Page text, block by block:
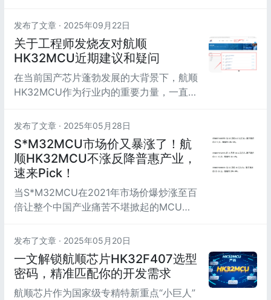
全线M0、M3、M4通用及专用32位MCU，
三季度将继续维持不涨价，以此回馈所有多
年来始终支持航顺HK32MCU的客户。做出
这个决定是非常艰难的：上游供应商会不会
对航顺有意见？行业友商会不会对航顺有看
法？客...
发布了文章 · 2025年09月22日
关于工程师发烧友对航顺
HK32MCU近期建议和疑问
在当前国产芯片蓬勃发展的大背景下，航顺
HK32MCU作为行业内的重要力量，一直致
发烧友对航顺HK32MCU近期建议和疑问，
我们特地从专业角度出发，统一回复：
发布了文章 · 2025年05月28日
S*M32MCU市场价又暴涨了！航
顺HK32MCU不涨反降普惠产业，
速来Pick！
当S*M32MCU在2021年市场价爆炒涨至百
倍让整个中国产业痛苦不堪掀起的MCU涨
被成本暴涨的阴霾笼罩。无数依赖ST芯片
的企业深陷泥潭，成本飙升的压力如泰山压
顶，让他们在市场的惊涛骇浪中摇摇欲坠，
苦苦挣扎。（图片来源于网络）
发布了文章 · 2025年05月20日
一文解锁航顺芯片HK32F407选型
密码，精准匹配你的开发需求
航顺芯片作为国家级专精特新重点“小巨人”